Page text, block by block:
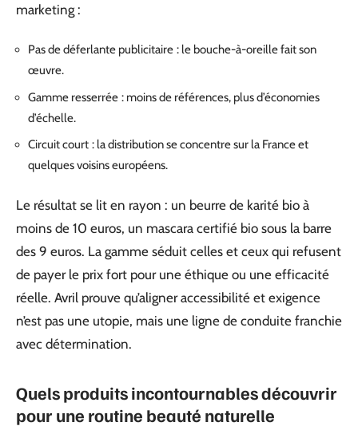
marketing :
Pas de déferlante publicitaire : le bouche-à-oreille fait son
œuvre.
Gamme resserrée : moins de références, plus d’économies
d’échelle.
Circuit court : la distribution se concentre sur la France et
quelques voisins européens.
Le résultat se lit en rayon : un beurre de karité bio à
moins de 10 euros, un mascara certifié bio sous la barre
des 9 euros. La gamme séduit celles et ceux qui refusent
de payer le prix fort pour une éthique ou une efficacité
réelle. Avril prouve qu’aligner accessibilité et exigence
n’est pas une utopie, mais une ligne de conduite franchie
avec détermination.
Quels produits incontournables découvrir
pour une routine beauté naturelle